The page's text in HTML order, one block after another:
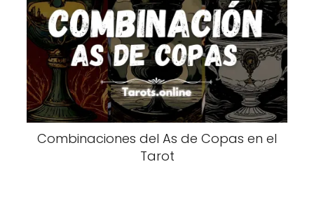
Combinaciones del As de Copas en el
Tarot